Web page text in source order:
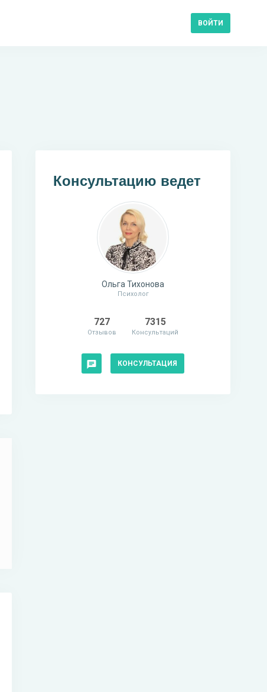
ВОЙТИ
Консультацию ведет
Ольга Тихонова
Психолог
727
Отзывов
7315
Консультаций
КОНСУЛЬТАЦИЯ